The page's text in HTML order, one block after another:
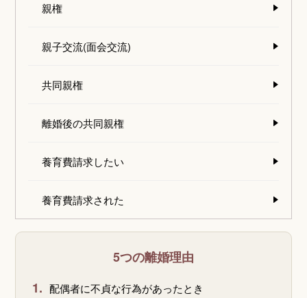
親権
親子交流(面会交流)
共同親権
離婚後の共同親権
養育費請求したい
養育費請求された
5つの離婚理由
1. 配偶者に不貞な行為があったとき